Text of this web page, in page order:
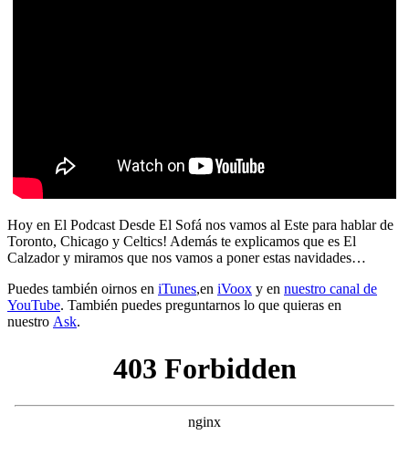
Hoy en El Podcast Desde El Sofá nos vamos al Este para hablar de
Toronto, Chicago y Celtics! Además te explicamos que es El
Calzador y miramos que nos vamos a poner estas navidades…
Puedes también oirnos en iTunes,en iVoox y en nuestro canal de
YouTube. También puedes preguntarnos lo que quieras en
nuestro Ask.